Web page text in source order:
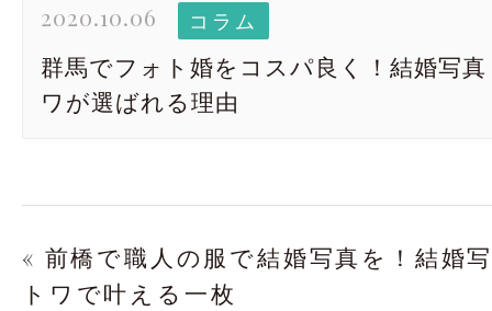
2020.10.06 コラム
群馬でフォト婚をコスパ良く！結婚写
ワが選ばれる理由
« 前橋で職人の服で結婚写真を！結婚
トワで叶える一枚